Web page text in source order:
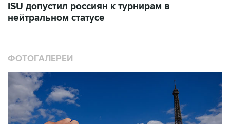
ISU допустил россиян к турнирам в
нейтральном статусе
ФОТОГАЛЕРЕИ